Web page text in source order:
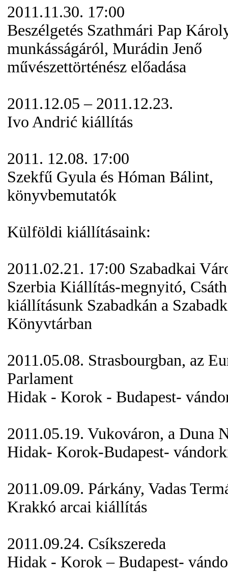
2011.11.30. 17:00
Beszélgetés Szathmári Pap
munkásságáról, Murádin Jenő
művészettörténész előadása
2011.12.05 – 2011.12.23.
Ivo Andrić kiállítás
2011. 12.08. 17:00
Szekfű Gyula és Hóman Bálint,
könyvbemutatók
Külföldi kiállításaink:
2011.02.21. 17:00 Szabadkai
Szerbia Kiállítás-megnyitó,
kiállításunk Szabadkán a
Könyvtárban
2011.05.08. Strasbourgban, az
Parlament
Hidak - Korok - Budapest-
2011.05.19. Vukováron, a Duna
Hidak- Korok-Budapest-
2011.09.09. Párkány, Vadas
Krakkó arcai kiállítás
2011.09.24. Csíkszereda
Hidak - Korok – Budapest-